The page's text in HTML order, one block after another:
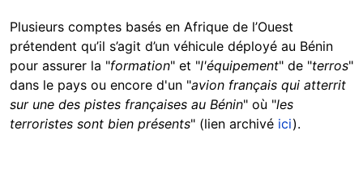
Plusieurs comptes basés en Afrique de l’Ouest
prétendent qu’il s’agit d’un véhicule déployé au Bénin
pour assurer la "formation" et "l'équipement" de "terros"
dans le pays ou encore d'un "avion français qui atterrit
sur une des pistes françaises au Bénin" où "les
terroristes sont bien présents" (lien archivé ici).